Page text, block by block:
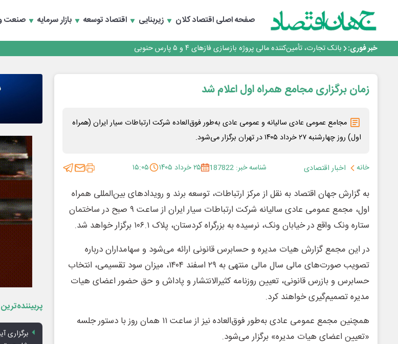
صفحه اصلیاقتصاد کلان زیربنایی اقتصاد توسعه بازار سرمایه صنعت
خبر فوری:
برنده این رقابت داستان‌نویسی، انسان نبود!
برگزاری آیین نکوداشت فعالان مواکب مرز شلمچه توسط شهرداری منطقه یک
بانک تجارت، تأمین‌کننده مالی پروژه بازسازی فازهای ۴ و ۵ پارس حنوبی
جمنای دستیار اصلی گوشی‌های اندرویدی می‌شود
برنده این رقابت داستان‌نویسی، انسان نبود!
برگزاری آیین نکوداشت فعالان مواکب مرز شلمچه توسط شهرداری منطقه یک
ایران، شریک راهبردی اتحادیه اقتصادی اوراسیا در مسیر توسعه تجارت و همگرایی منطقه‌ای
زمان برگزاری مجامع همراه اول اعلام شد
مجامع عمومی عادی سالیانه و عمومی عادی به‌طور فوق‌العاده شرکت ارتباطات سیار ایران (همراه
اول) روز چهارشنبه ۲۷ خرداد ۱۴۰۵ در تهران برگزار می‌شود.
خانه اخبار اقتصادی شناسه خبر: 187822 ۲۵ خرداد ۱۴۰۵ ۱۵:۰۵
به گزارش جهان اقتصاد به نقل از مرکز ارتباطات، توسعه برند و رویدادهای بین‌المللی همراه
اول، مجمع عمومی عادی سالیانه شرکت ارتباطات سیار ایران از ساعت ۹ صبح در ساختمان
ستاره ونک واقع در خیابان ونک، نرسیده به بزرگراه کردستان، پلاک ۱۰۶.۱ برگزار خواهد شد.
در این مجمع گزارش هیات مدیره و حسابرس قانونی ارائه می‌شود و سهامداران درباره
تصویب صورت‌های مالی سال مالی منتهی به ۲۹ اسفند ۱۴۰۴، میزان سود تقسیمی، انتخاب
حسابرس و بازرس قانونی، تعیین روزنامه کثیرالانتشار و پاداش و حق حضور اعضای هیات
مدیره تصمیم‌گیری خواهند کرد.
همچنین مجمع عمومی عادی به‌طور فوق‌العاده نیز از ساعت ۱۱ همان روز با دستور جلسه
«تعیین اعضای هیات مدیره» برگزار می‌شود.
برگزاری